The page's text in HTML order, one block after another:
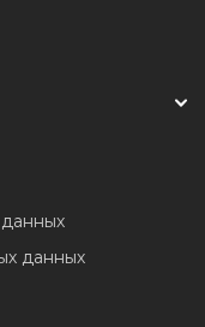
данных